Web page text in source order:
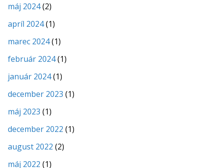
máj 2024(2)
apríl 2024(1)
marec 2024(1)
február 2024(1)
január 2024(1)
december 2023 (1)
máj 2023 (1)
december 2022 (1)
august 2022 (2)
máj 2022 (1)